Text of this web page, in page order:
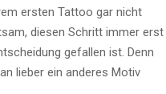
ersten Tattoo gar nicht
diesen Schritt immer erst
gefallen ist. Denn
lieber ein anderes Motiv